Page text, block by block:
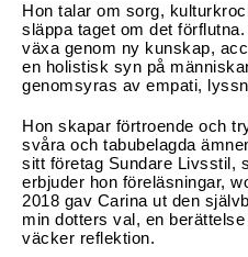
Konst
Middagsunderhållning
Musiker
Something a Little
Underhållning
Hon talar om sorg,
släppa taget om det
växa genom ny kunskap,
en holistisk syn på
genomsyras av empati,
Hon skapar förtroende och
svåra och tabubelagda
sitt företag Sundare Livsstil,
erbjuder hon föreläsningar,
2018 gav Carina ut den
min dotters val, en
väcker reflektion.